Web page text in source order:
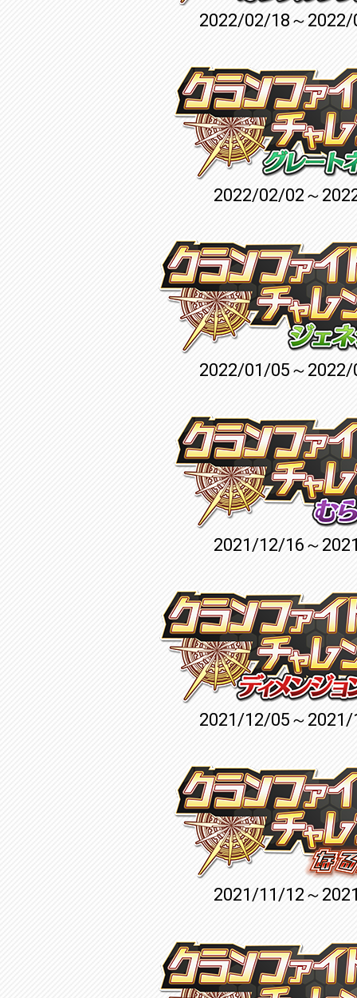
2022/02/18～
2022/02/02～
2022/01/05～
2021/12/16～
2021/12/05～
2021/11/12～